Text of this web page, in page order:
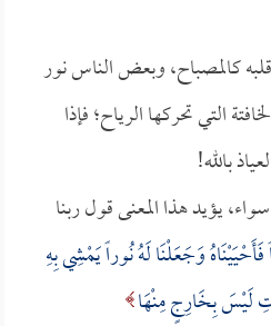
كالمصباح، وبعض الناس نور
التي تحركها الرياح؛ فإذا
بالله!
يؤيد هذا المعنى قول ربنا
وَجَعَلْنَا لَهُ نُوراً يَمْشِي بِهِ
لَيْسَ بِخَارِجٍ مِنْهَا